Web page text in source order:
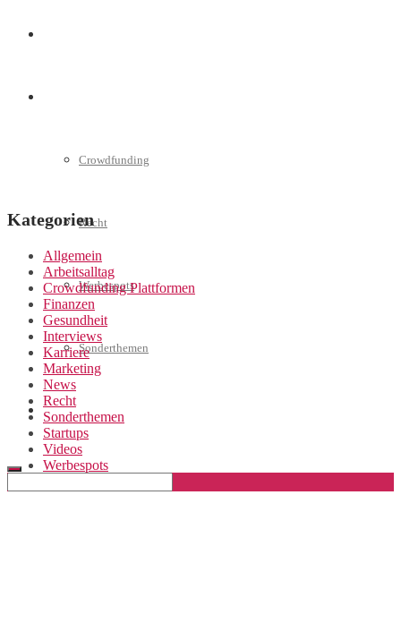
Crowdfunding
Recht
Werbespots
Sonderthemen
Geschäftskonto eröffnen
Kategorien
Allgemein
Arbeitsalltag
Crowdfunding Plattformen
Finanzen
Gesundheit
Interviews
Karriere
Marketing
News
Recht
Sonderthemen
Startups
Videos
Werbespots